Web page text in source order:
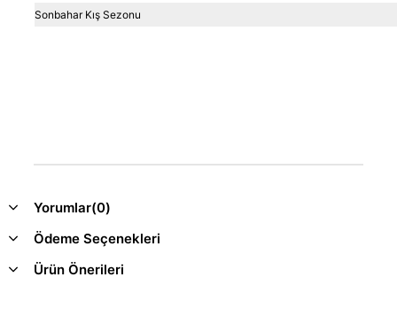
Sonbahar Kış Sezonu
Yorumlar(0)
Ödeme Seçenekleri
Ürün Önerileri